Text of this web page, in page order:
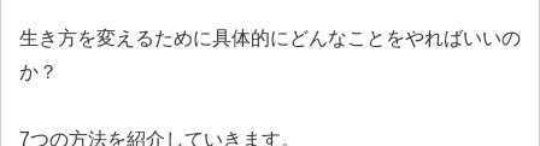
生き方を変えるために具体的にどんなことをやればいいの
か？
7つの方法を紹介していきます。